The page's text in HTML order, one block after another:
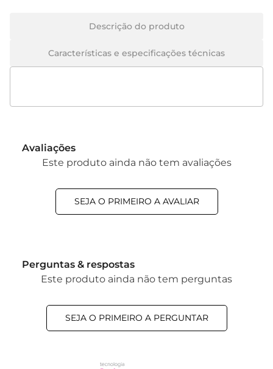
Descrição do produto
Características e especificações técnicas
Avaliações
Este produto ainda não tem avaliações
SEJA O PRIMEIRO A AVALIAR
Perguntas & respostas
Este produto ainda não tem perguntas
SEJA O PRIMEIRO A PERGUNTAR